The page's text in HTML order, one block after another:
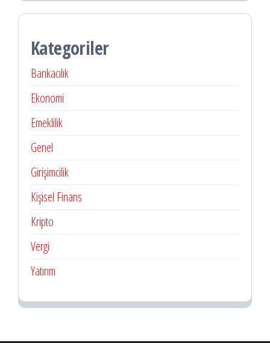
Kategoriler
Bankacılık
Ekonomi
Emeklilik
Genel
Girişimcilik
Kişisel Finans
Kripto
Vergi
Yatırım